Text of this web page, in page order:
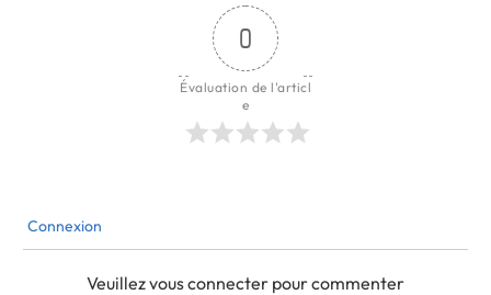
0
Évaluation de l'articl
e
Connexion
Veuillez vous connecter pour commenter